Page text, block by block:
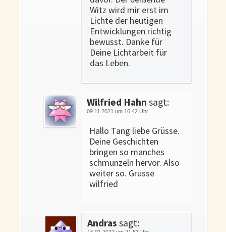
Witz wird mir erst im
Lichte der heutigen
Entwicklungen richtig
bewusst. Danke für
Deine Lichtarbeit für
das Leben.
Wilfried Hahn sagt:
09.11.2021 um 16:42 Uhr
Hallo Tang liebe Grüsse.
Deine Geschichten
bringen so manches
schmunzeln hervor. Also
weiter so. Grüsse
wilfried
Andras sagt: